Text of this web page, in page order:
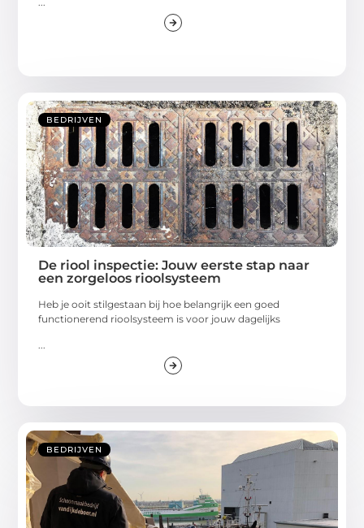
BEDRIJVEN
De riool inspectie: Jouw eerste stap naar
een zorgeloos rioolsysteem
Heb je ooit stilgestaan bij hoe belangrijk een goed
functionerend rioolsysteem is voor jouw dagelijks
...
BEDRIJVEN